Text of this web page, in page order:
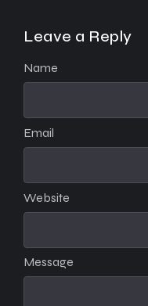
Leave a Reply
Message
Name
Email
Website